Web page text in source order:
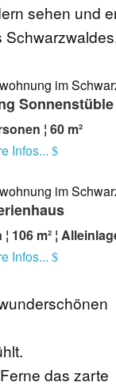
sehen und
Sonnenstüble
¦ 60 m²
Infos...
106 m² ¦
Infos...
das zarte